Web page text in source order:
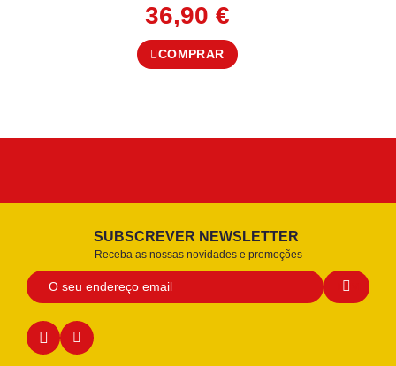
36,90 €
COMPRAR
SUBSCREVER NEWSLETTER
Receba as nossas novidades e promoções